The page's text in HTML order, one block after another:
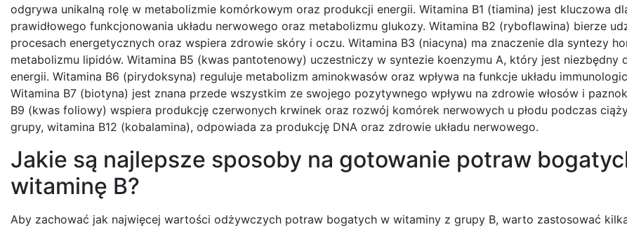
odgrywa unikalną rolę w metabolizmie komórkowym oraz produkcji energii. Witamina B1 (tiamina) jest kluczowa
prawidłowego funkcjonowania układu nerwowego oraz metabolizmu glukozy. Witamina B2 (ryboflawina) bierze
procesach energetycznych oraz wspiera zdrowie skóry i oczu. Witamina B3 (niacyna) ma znaczenie dla syntezy
metabolizmu lipidów. Witamina B5 (kwas pantotenowy) uczestniczy w syntezie koenzymu A, który jest niezbędny
energii. Witamina B6 (pirydoksyna) reguluje metabolizm aminokwasów oraz wpływa na funkcje układu
Witamina B7 (biotyna) jest znana przede wszystkim ze swojego pozytywnego wpływu na zdrowie włosów i
B9 (kwas foliowy) wspiera produkcję czerwonych krwinek oraz rozwój komórek nerwowych u płodu podczas
grupy, witamina B12 (kobalamina), odpowiada za produkcję DNA oraz zdrowie układu nerwowego.
Jakie są najlepsze sposoby na gotowanie potraw
witaminę B?
Aby zachować jak najwięcej wartości odżywczych potraw bogatych w witaminy z grupy B, warto zastosować